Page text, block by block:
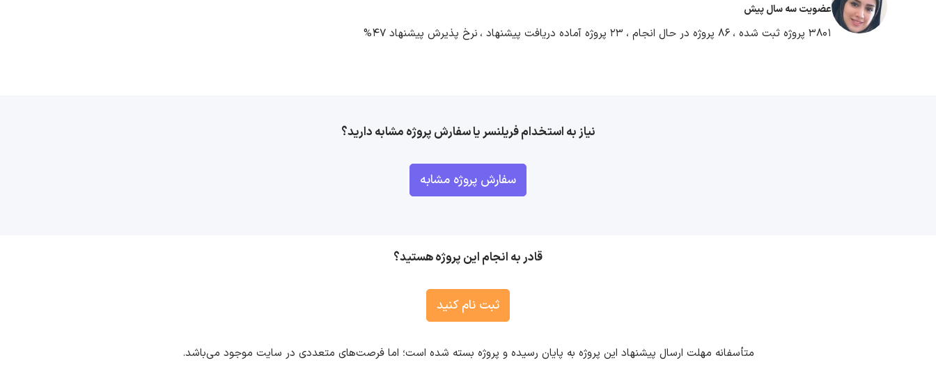
عضویت سه سال پیش
3801 پروژه ثبت شده ، 86 پروژه در حال انجام ، 23 پروژه آماده دریافت پیشنهاد ، نرخ پذیرش پیشنهاد 47%
نیاز به استخدام فریلنسر یا سفارش پروژه مشابه دارید؟
سفارش پروژه مشابه
قادر به انجام این پروژه هستید؟
ثبت نام کنید
متأسفانه مهلت ارسال پیشنهاد این پروژه به پایان رسیده و پروژه بسته شده است؛ اما فرصت‌های متعددی در سایت موجود می‌باشد.